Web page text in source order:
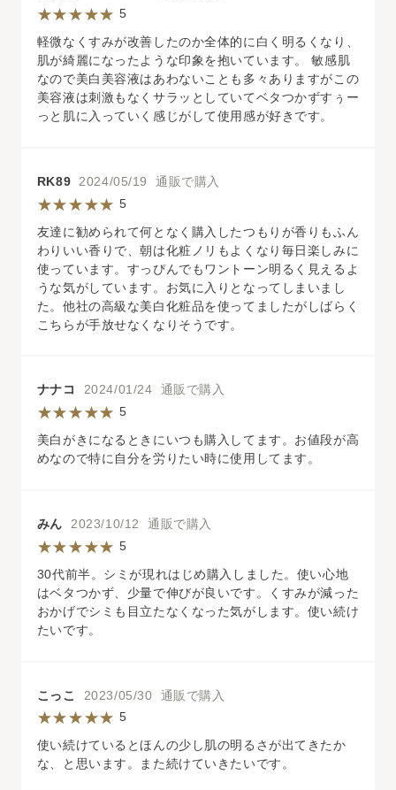
5
軽微なくすみが改善したのか全体的に白く明るくなり、
肌が綺麗になったような印象を抱いています。 敏感肌
なので美白美容液はあわないことも多々ありますがこの
美容液は刺激もなくサラッとしていてベタつかずすぅー
っと肌に入っていく感じがして使用感が好きです。
RK89 2024/05/19 通販で購入
5
友達に勧められて何となく購入したつもりが香りもふん
わりいい香りで、朝は化粧ノリもよくなり毎日楽しみに
使っています。すっぴんでもワントーン明るく見えるよ
うな気がしています。お気に入りとなってしまいまし
た。他社の高級な美白化粧品を使ってましたがしばらく
こちらが手放せなくなりそうです。
ナナコ 2024/01/24 通販で購入
5
美白がきになるときにいつも購入してます。お値段が高
めなので特に自分を労りたい時に使用してます。
みん 2023/10/12 通販で購入
5
30代前半。シミが現れはじめ購入しました。使い心地
はベタつかず、少量で伸びが良いです。くすみが減った
おかげでシミも目立たなくなった気がします。使い続け
たいです。
こっこ 2023/05/30 通販で購入
5
使い続けているとほんの少し肌の明るさが出てきたか
な、と思います。また続けていきたいです。